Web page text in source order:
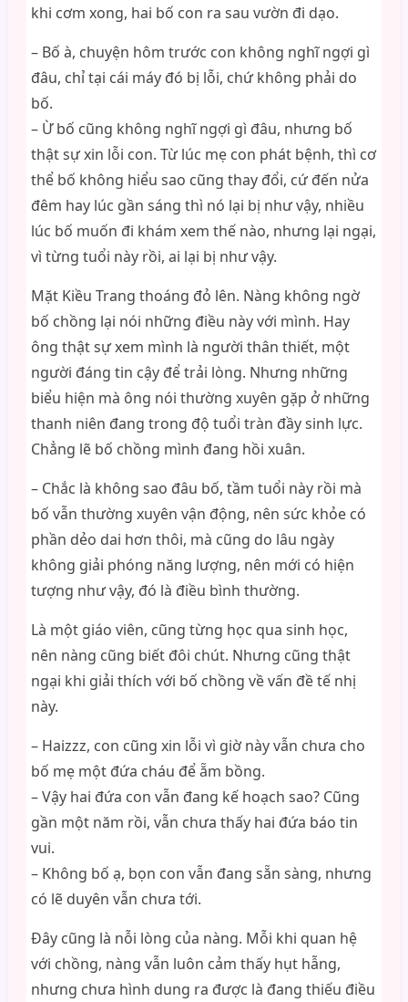
khi cơm xong, hai bố con ra sau vườn đi dạo.
– Bố à, chuyện hôm trước con không nghĩ ngợi gì
đâu, chỉ tại cái máy đó bị lỗi, chứ không phải do
bố.
– Ừ bố cũng không nghĩ ngợi gì đâu, nhưng bố
thật sự xin lỗi con. Từ lúc mẹ con phát bệnh, thì cơ
thể bố không hiểu sao cũng thay đổi, cứ đến nửa
đêm hay lúc gần sáng thì nó lại bị như vậy, nhiều
lúc bố muốn đi khám xem thế nào, nhưng lại ngại,
vì từng tuổi này rồi, ai lại bị như vậy.
Mặt Kiều Trang thoáng đỏ lên. Nàng không ngờ
bố chồng lại nói những điều này với mình. Hay
ông thật sự xem mình là người thân thiết, một
người đáng tin cậy để trải lòng. Nhưng những
biểu hiện mà ông nói thường xuyên gặp ở những
thanh niên đang trong độ tuổi tràn đầy sinh lực.
Chẳng lẽ bố chồng mình đang hồi xuân.
– Chắc là không sao đâu bố, tầm tuổi này rồi mà
bố vẫn thường xuyên vận động, nên sức khỏe có
phần dẻo dai hơn thôi, mà cũng do lâu ngày
không giải phóng năng lượng, nên mới có hiện
tượng như vậy, đó là điều bình thường.
Là một giáo viên, cũng từng học qua sinh học,
nên nàng cũng biết đôi chút. Nhưng cũng thật
ngại khi giải thích với bố chồng về vấn đề tế nhị
này.
– Haizzz, con cũng xin lỗi vì giờ này vẫn chưa cho
bố mẹ một đứa cháu để ẵm bồng.
– Vậy hai đứa con vẫn đang kế hoạch sao? Cũng
gần một năm rồi, vẫn chưa thấy hai đứa báo tin
vui.
– Không bố ạ, bọn con vẫn đang sẵn sàng, nhưng
có lẽ duyên vẫn chưa tới.
Đây cũng là nỗi lòng của nàng. Mỗi khi quan hệ
với chồng, nàng vẫn luôn cảm thấy hụt hẫng,
nhưng chưa hình dung ra được là đang thiếu điều